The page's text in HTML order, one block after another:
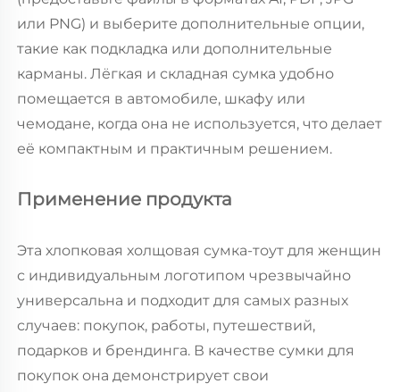
или PNG) и выберите дополнительные опции,
такие как подкладка или дополнительные
карманы. Лёгкая и складная сумка удобно
помещается в автомобиле, шкафу или
чемодане, когда она не используется, что делает
её компактным и практичным решением.
Применение продукта
Эта хлопковая холщовая сумка-тоут для женщин
с индивидуальным логотипом чрезвычайно
универсальна и подходит для самых разных
случаев: покупок, работы, путешествий,
подарков и брендинга. В качестве сумки для
покупок она демонстрирует свои